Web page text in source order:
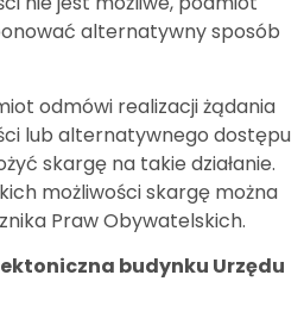
alternatywny sposób
odmówi realizacji żądania
lub alternatywnego dostępu
skargę na takie działanie.
możliwości skargę można
Praw Obywatelskich.
budynku Urzędu